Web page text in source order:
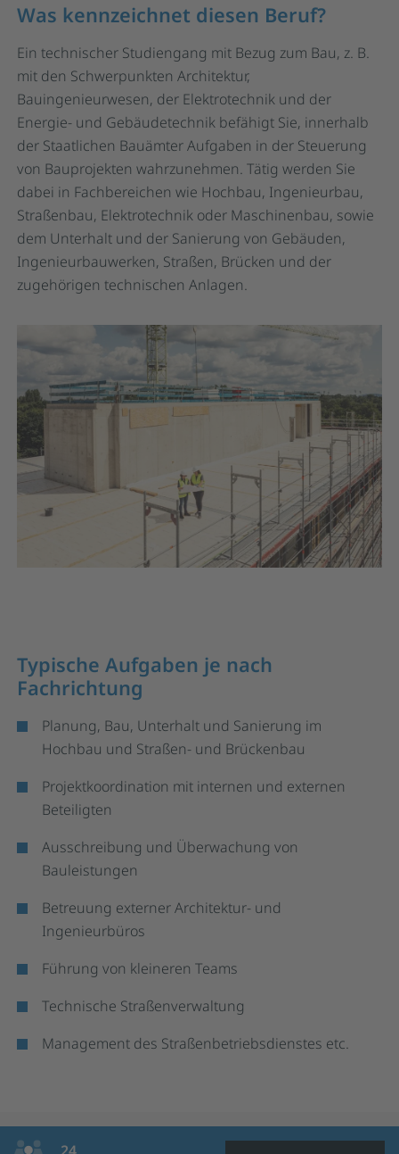
Was kennzeichnet diesen Beruf?
Ein technischer Studiengang mit Bezug zum Bau, z. B.
mit den Schwerpunkten Architektur,
Bauingenieurwesen, der Elektrotechnik und der
Energie- und Gebäudetechnik befähigt Sie, innerhalb
der Staatlichen Bauämter Aufgaben in der Steuerung
von Bauprojekten wahrzunehmen. Tätig werden Sie
dabei in Fachbereichen wie Hochbau, Ingenieurbau,
Straßenbau, Elektrotechnik oder Maschinenbau, sowie
dem Unterhalt und der Sanierung von Gebäuden,
Ingenieurbauwerken, Straßen, Brücken und der
zugehörigen technischen Anlagen.
Typische Aufgaben je nach
Fachrichtung
Planung, Bau, Unterhalt und Sanierung im
Hochbau und Straßen- und Brückenbau
Projektkoordination mit internen und externen
Beteiligten
Ausschreibung und Überwachung von
Bauleistungen
Betreuung externer Architektur- und
Ingenieurbüros
Führung von kleineren Teams
Technische Straßenverwaltung
Management des Straßenbetriebsdienstes etc.